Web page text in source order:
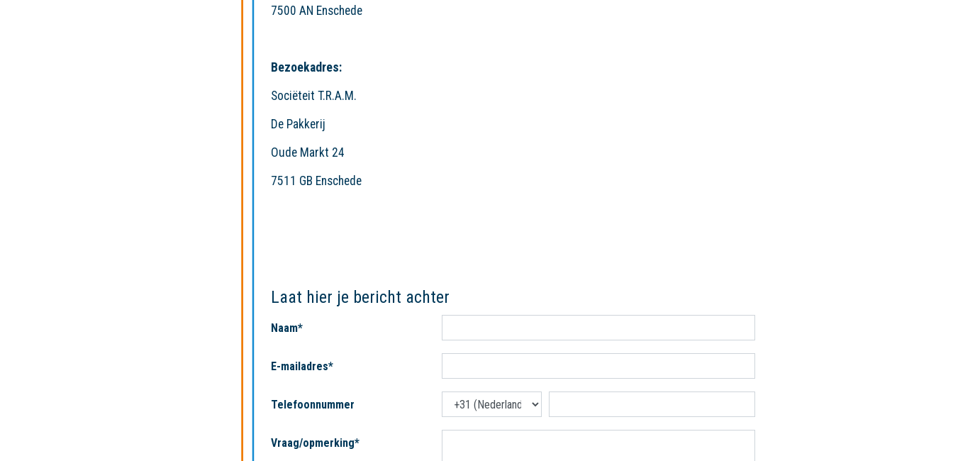
7500 AN Enschede
Bezoekadres:
Sociëteit T.R.A.M.
De Pakkerij
Oude Markt 24
7511 GB Enschede
Laat hier je bericht achter
Naam*
E-mailadres*
Telefoonnummer
Vraag/opmerking*